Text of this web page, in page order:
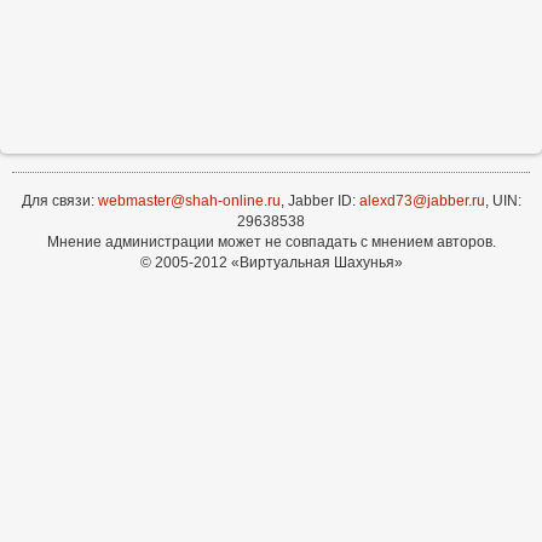
Для связи: webmaster@shah-online.ru , Jabber ID: alexd73@jabber.ru , UIN:
29638538
Мнение администрации может не совпадать с мнением авторов.
© 2005-2012 «Виртуальная Шахунья»